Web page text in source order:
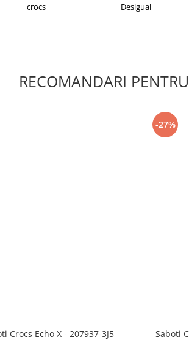
crocs Desigual
RECOMANDARI
Crocs Echo X - 207937-3J5
-27%
Saboti